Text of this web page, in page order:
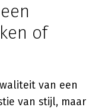
of
van een
van stijl, maar